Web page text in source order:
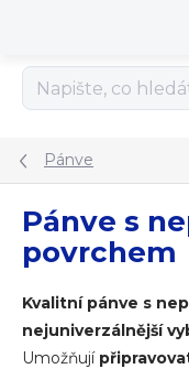
Pánve
Pánve s
povrchem
Kvalitní pánve s
nejuniverzálnější
Umožňují